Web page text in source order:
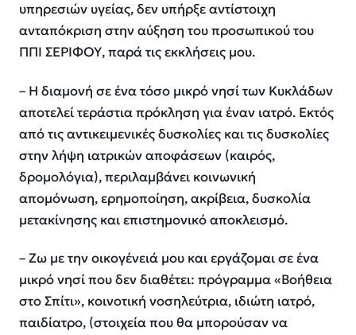
υπηρεσιών υγείας, δεν υπήρξε αντίστοιχη
ανταπόκριση στην αύξηση του προσωπικού του
ΠΠΙ ΣΕΡΙΦΟΥ, παρά τις εκκλήσεις μου.
– Η διαμονή σε ένα τόσο μικρό νησί των Κυκλάδων
αποτελεί τεράστια πρόκληση για έναν ιατρό. Εκτός
από τις αντικειμενικές δυσκολίες και τις δυσκολίες
στην λήψη ιατρικών αποφάσεων (καιρός,
δρομολόγια), περιλαμβάνει κοινωνική
απομόνωση, ερημοποίηση, ακρίβεια, δυσκολία
μετακίνησης και επιστημονικό αποκλεισμό.
– Ζω με την οικογένειά μου και εργάζομαι σε ένα
μικρό νησί που δεν διαθέτει: πρόγραμμα «Βοήθεια
στο Σπίτι», κοινοτική νοσηλεύτρια, ιδιώτη ιατρό,
παιδίατρο, (στοιχεία που θα μπορούσαν να